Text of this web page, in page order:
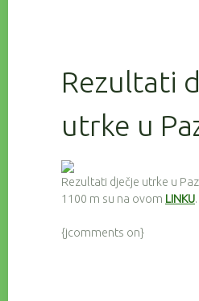
Rezultati
utrke u
Rezultati dječje utrke u
1100 m su na ovom LINKU.
{jcomments on}